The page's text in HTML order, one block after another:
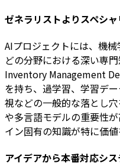
ゼネラリストよりスペシャ
AIプロジェクトには、機
どの分野における深い専
Inventory Management
を持ち、過学習、学習デ
視などの一般的な落とし
や多言語モデルの重要性
イン固有の知識が特に価値
アイデアから本番対応シ